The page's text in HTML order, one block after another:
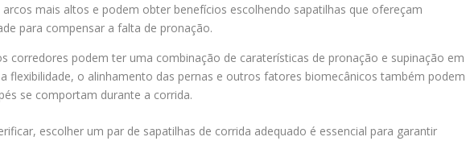
mais altos e podem obter benefícios escolhendo sapatilhas que ofereçam
para compensar a falta de pronação.
corredores podem ter uma combinação de caraterísticas de pronação e supinação em
flexibilidade, o alinhamento das pernas e outros fatores biomecânicos também podem
se comportam durante a corrida.
escolher um par de sapatilhas de corrida adequado é essencial para garantir